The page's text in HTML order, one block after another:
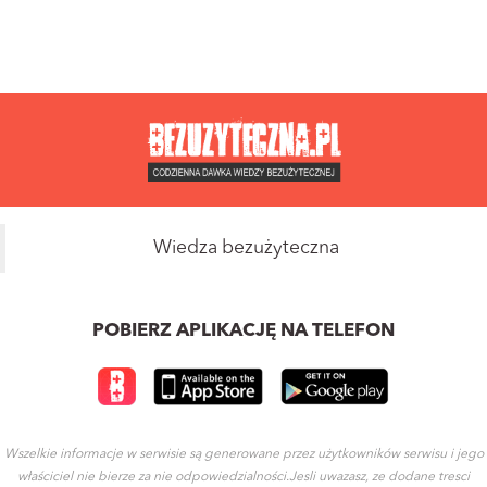
Wiedza bezużyteczna
POBIERZ APLIKACJĘ NA TELEFON
Wszelkie informacje w serwisie są generowane przez użytkowników serwisu i jego
właściciel nie bierze za nie odpowiedzialności.Jesli uwazasz, ze dodane tresci